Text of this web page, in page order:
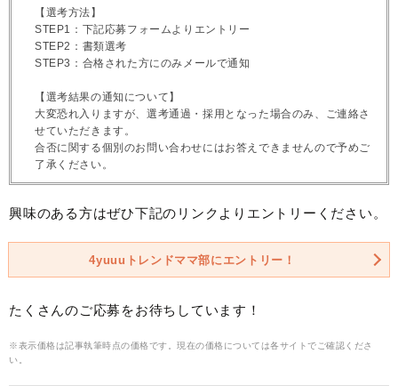
【選考方法】
STEP1：下記応募フォームよりエントリー
STEP2：書類選考
STEP3：合格された方にのみメールで通知
【選考結果の通知について】
大変恐れ入りますが、選考通過・採用となった場合のみ、ご連絡さ
せていただきます。
合否に関する個別のお問い合わせにはお答えできませんので予めご
了承ください。
興味のある方はぜひ下記のリンクよりエントリーください。
4yuuuトレンドママ部にエントリー！
たくさんのご応募をお待ちしています！
※表示価格は記事執筆時点の価格です。現在の価格については各サイトでご確認くださ
い。